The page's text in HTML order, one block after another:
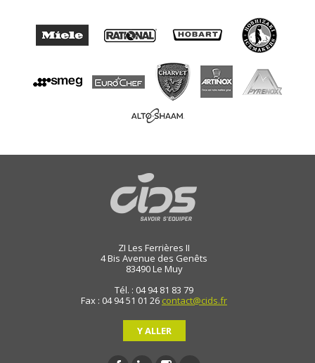
ZI Les Ferrières II
4 Bis Avenue des Genêts
83490Le Muy
Tél. : 04 94 81 83 79
Fax : 04 94 51 01 26 contact@cids.fr
Y ALLER